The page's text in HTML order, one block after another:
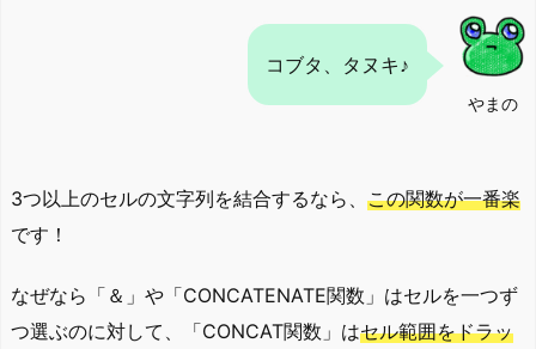
やまの
コブタ、タヌキ♪
3つ以上のセルの文字列を結合するなら、 この関数が一番楽
です！
なぜなら「＆」や「CONCATENATE関数」はセルを一つず
つ選ぶのに対して、「CONCAT関数」はセル範囲をドラッ